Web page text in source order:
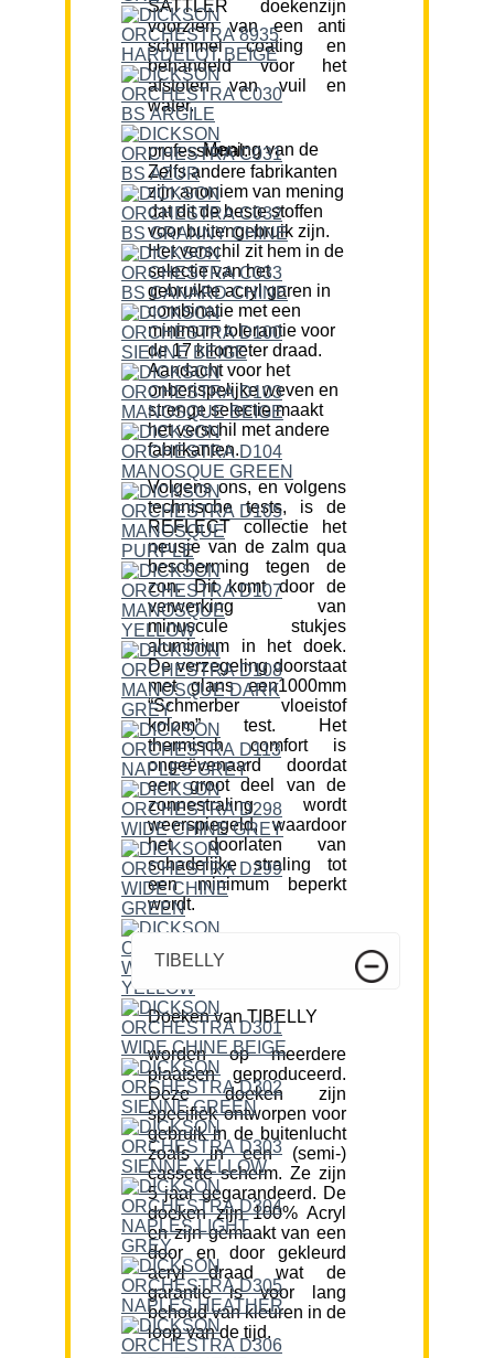
SATTLER doekenzijn
voorzien van een anti
schimmel coating en
behandeld voor het
afstoten van vuil en
water.
Mening van de professional:
Zelfs andere fabrikanten
zijn anoniem van mening
dat dit de beste stoffen
voor buitengebruik zijn.
Het verschil zit hem in de
selectie van het
gebruikte acryl garen in
combinatie met een
minimum tolerantie voor
de 17 kilometer draad.
Aandacht voor het
onberispelijke weven en
strenge selectie maakt
het verschil met andere
fabrikanten.
Volgens ons, en volgens
technische tests, is de
REFLECT collectie het
neusje van de zalm qua
bescherming tegen de
zon. Dit komt door de
verwerking van
minuscule stukjes
aluminium in het doek.
De verzegeling doorstaat
met glans een1000mm
“Schmerber vloeistof
kolom” test. Het
thermisch comfort is
ongeëvenaard doordat
een groot deel van de
zonnestraling wordt
weerspiegeld, waardoor
het doorlaten van
schadelijke straling tot
een minimum beperkt
wordt.
TIBELLY
Doeken van TIBELLY
worden op meerdere
plaatsen geproduceerd.
Deze doeken zijn
specifiek ontworpen voor
gebruik in de buitenlucht
zoals in een (semi-)
cassette scherm. Ze zijn
5 jaar gegarandeerd. De
doeken zijn 100% Acryl
en zijn gemaakt van een
door en door gekleurd
acryl draad wat de
garantie is voor lang
behoud van kleuren in de
loop van de tijd.